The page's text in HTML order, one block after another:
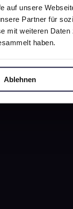
auf unsere
Partner für
mit weiteren
haben.
Ablehnen